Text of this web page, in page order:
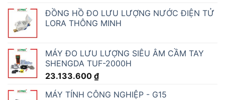
ĐỒNG HỒ ĐO LƯU LƯỢNG NƯỚC ĐIỆN TỬ
LORA THÔNG MINH
MÁY ĐO LƯU LƯỢNG SIÊU ÂM CẦM TAY
SHENGDA TUF-2000H
23.133.600 ₫
MÁY TÍNH CÔNG NGHIỆP - G15